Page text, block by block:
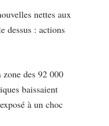
nettes aux
dessus : actions
des 92 000
baissaient
à un choc